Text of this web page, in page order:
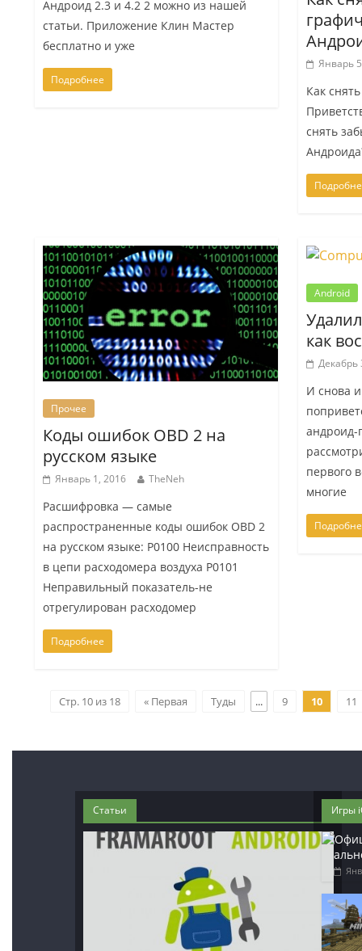
Андроид 2.3 и 4.2 2 можно из нашей
статьи. Приложение Клин Мастер
бесплатно и уже
Подробнее
Январь
Как
снять
Прочее
Коды ошибок OBD 2 на
русском языке
Январь 1, 2016 TheNeh
Расшифровка — самые
распространенные коды ошибок OBD 2
на русском языке: P0100 Неисправность
в цепи расходомера воздуха P0101
Неправильный показатель-не
отрегулирован расходомер
Подробнее
Android
как
Декабрь
И снова
андроид-
первого
многие
Стр. 10 из 18 « Первая Туды ... 9 10 11
Статьи Игры